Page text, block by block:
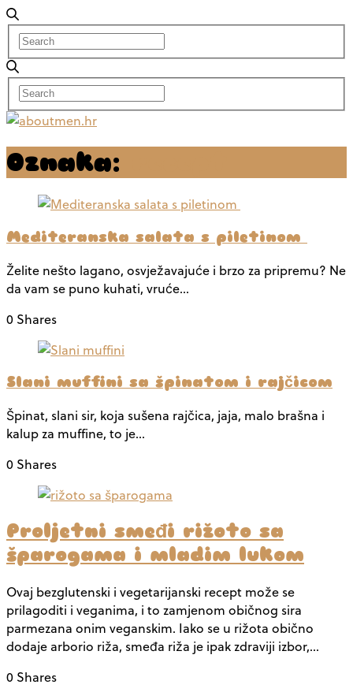
Oznaka:
Mediteranska salata s piletinom
Želite nešto lagano, osvježavajuće i brzo za pripremu? Ne
da vam se puno kuhati, vruće…
0 Shares
Slani muffini sa špinatom i rajčicom
Špinat, slani sir, koja sušena rajčica, jaja, malo brašna i
kalup za muffine, to je…
0 Shares
Proljetni smeđi rižoto sa
šparogama i mladim lukom
Ovaj bezglutenski i vegetarijanski recept može se
prilagoditi i veganima, i to zamjenom običnog sira
parmezana onim veganskim. Iako se u rižota obično
dodaje arborio riža, smeđa riža je ipak zdraviji izbor,…
0 Shares